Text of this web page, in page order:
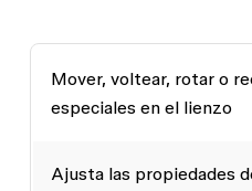
Mover, voltear, rotar o
especiales en el lienzo
Ajusta las propiedades